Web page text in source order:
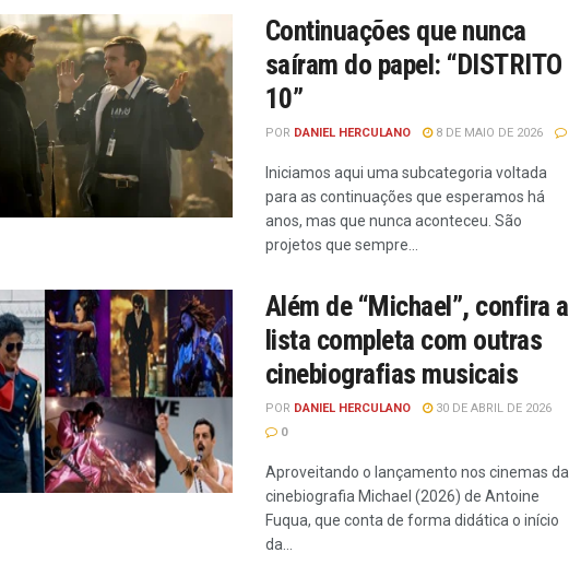
Continuações que nunca
saíram do papel: “DISTRITO
10”
POR DANIEL HERCULANO 8 DE MAIO DE 2026
Iniciamos aqui uma subcategoria voltada
para as continuações que esperamos há
anos, mas que nunca aconteceu. São
projetos que sempre...
Além de “Michael”, confira a
lista completa com outras
cinebiografias musicais
POR DANIEL HERCULANO
30 DE ABRIL DE 2026
0
Aproveitando o lançamento nos cinemas da
cinebiografia Michael (2026) de Antoine
Fuqua, que conta de forma didática o início
da...